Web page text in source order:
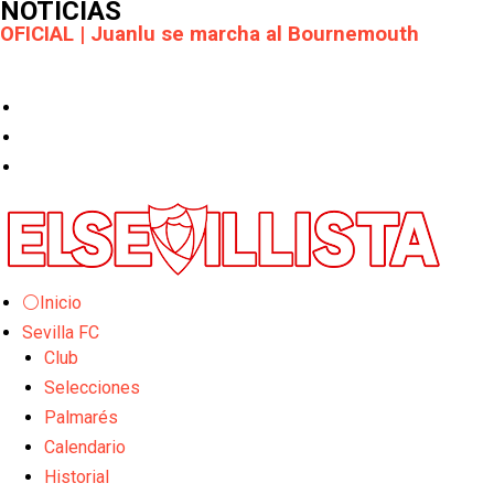
NOTICIAS
El Granada negocia con el Sevilla FC por Alberto
Flores
El Sevilla continúa con despidos y rechaza una
oferta de 420 millones por el club
El Sevilla mueve ficha por Robbie Ure: la opción 'A'
para el ataque nervionense
Los contratiempos para García Plaza por la mala
gestión de un inválido Consejo
El Sevilla C se queda en Tercera Federación
⚪Inicio
Sevilla FC
Club
Selecciones
Palmarés
Calendario
Historial